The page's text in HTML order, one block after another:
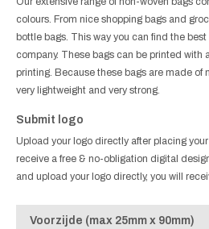
colours. From nice shopping bags and
bottle bags. This way you can find the best
company. These bags can be printed with
printing. Because these bags are made of
very lightweight and very strong.
Submit logo
Upload your logo directly after placing
receive a free & no-obligation digital
and upload your logo directly, you will
Voorzijde (max 25mm x 90mm)